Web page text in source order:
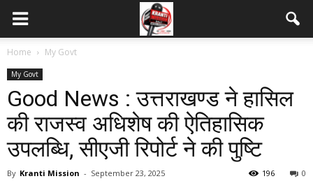
Home My Govt
My Govt
Good News : उत्तराखण्ड ने हासिल
की राजस्व अधिशेष की ऐतिहासिक
उपलब्धि, सीएजी रिपोर्ट ने की पुष्टि
By Kranti Mission - September 23, 2025 0
196